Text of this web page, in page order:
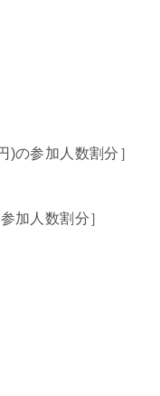
の参加人数割分］
加人数割分］